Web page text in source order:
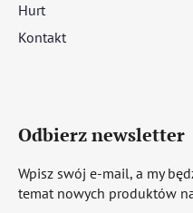
Hurt
Kontakt
Odbierz newsletter
Wpisz swój e-mail, a my
temat nowych produktów